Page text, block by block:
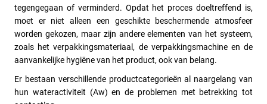
tegengegaan of verminderd. Opdat het proces doeltreffend is,
moet er niet alleen een geschikte beschermende atmosfeer
worden gekozen, maar zijn andere elementen van het systeem,
zoals het verpakkingsmateriaal, de verpakkingsmachine en de
aanvankelijke hygiëne van het product, ook van belang.
Er bestaan verschillende productcategorieën al naargelang van
hun wateractiviteit (Aw) en de problemen met betrekking tot